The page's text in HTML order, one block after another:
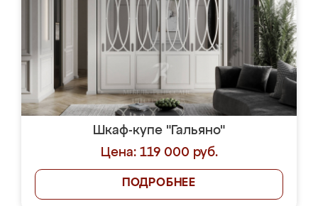
Шкаф-купе "Гальяно"
Цена: 119 000 руб.
ПОДРОБНЕЕ